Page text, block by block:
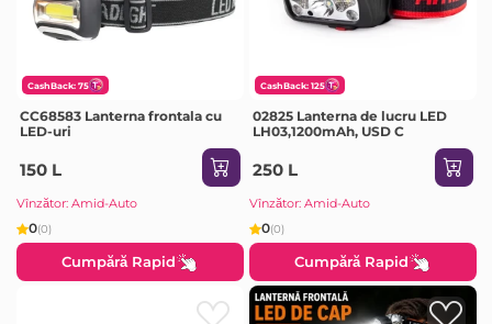
CashBack: 75
CC68583 Lanterna frontala cu
LED-uri
150 L
Vînzător: Amid-Auto
0(0)
Cumpără Rapid
CashBack: 125
02825 Lanterna de lucru LED
LH03,1200mAh, USD C
250 L
Vînzător: Amid-Auto
0(0)
Cumpără Rapid